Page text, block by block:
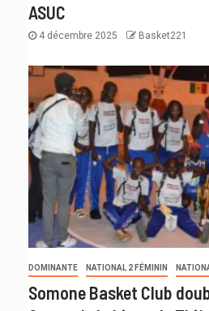
ASUC
4 décembre 2025 Basket221
DOMINANTE NATIONAL 2 FÉMININ
Somone Basket Club